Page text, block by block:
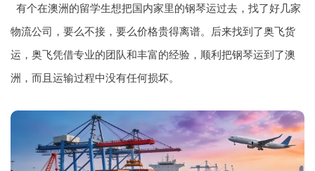
有个在澳洲的留学生想把国内家里的钢琴运过去，找了好几家
物流公司，要么不接，要么价格贵得离谱。后来找到了奥飞货
运，奥飞凭借专业的团队和丰富的经验，顺利把钢琴运到了澳
洲，而且运输过程中没有任何损坏。